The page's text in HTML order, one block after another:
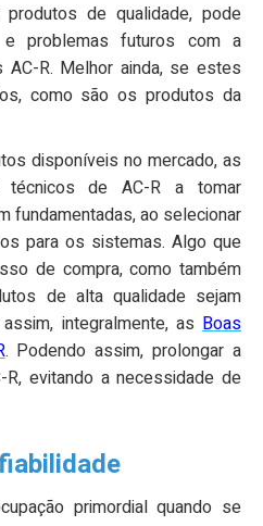
de qualidade, pode
problemas futuros com a
R. Melhor ainda, se estes
como são os produtos da
disponíveis no mercado, as
técnicos de AC-R a tomar
fundamentadas, ao selecionar
para os sistemas. Algo que
de compra, como também
de alta qualidade sejam
integralmente, as Boas
. Podendo assim, prolongar a
evitando a necessidade de
primordial quando se